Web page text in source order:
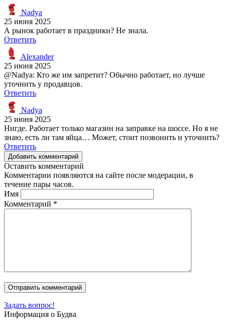
Nadya
25 июня 2025
А рынок работает в праздники? Не знала.
Ответить
Alexander
25 июня 2025
@Nadya: Кто же им запретит? Обычно работает, но лучше
уточнить у продавцов.
Ответить
Nadya
25 июня 2025
Нигде. Работает только магазин на заправке на шоссе. Но я не
знаю, есть ли там яйца… Может, стоит позвонить и уточнить?
Ответить
Добавить комментарий
Оставить комментарий
Комментарии появляются на сайте после модерации, в
течение пары часов.
Имя
Комментарий *
Задать вопрос!
Информация о Будва